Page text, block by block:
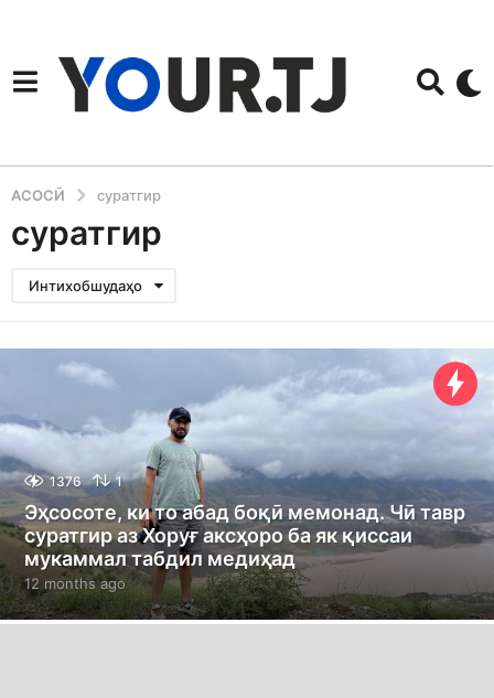
АСОСӢ суратгир
суратгир
Интихобшудаҳо
1376 1
Эҳсосоте, ки то абад боқӣ мемонад. Чӣ тавр
суратгир аз Хоруғ аксҳоро ба як қиссаи
мукаммал табдил медиҳад
12 months ago1
2
m